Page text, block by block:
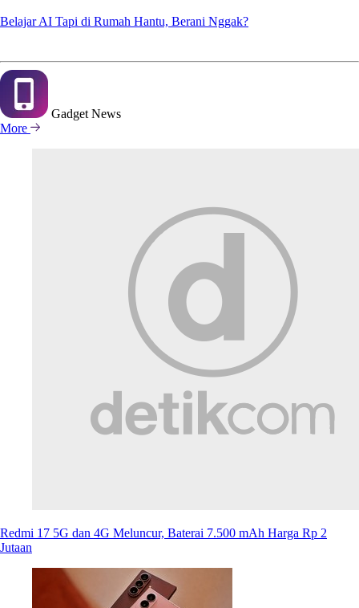
Belajar AI Tapi di Rumah Hantu, Berani Nggak?
GadgetNews
More
Redmi 17 5G dan 4G Meluncur, Baterai 7.500 mAh Harga Rp 2
Jutaan